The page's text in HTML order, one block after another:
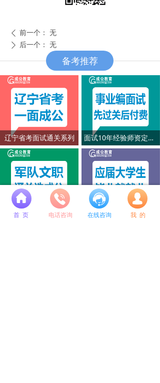
ꄴ 前一个： 无
ꄲ 后一个： 无
辽宁省考面试通关系列 面试10年经验师资定制系列
公考培训选成公教育
备考推荐
넙
首 页 电话咨询 在线咨询 我 的